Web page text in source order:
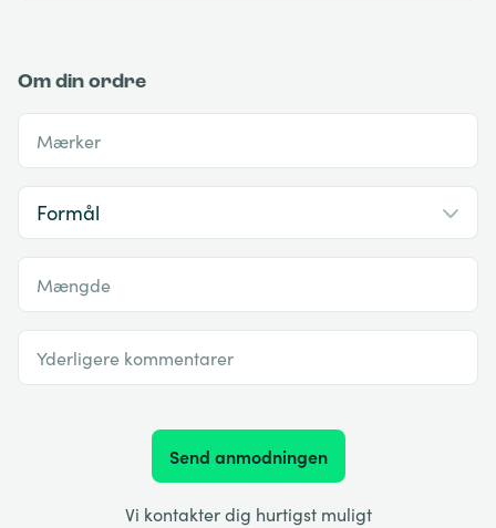
Om din ordre
Mærker
Mængde
Yderligere kommentarer
Send anmodningen
Vi kontakter dig hurtigst muligt